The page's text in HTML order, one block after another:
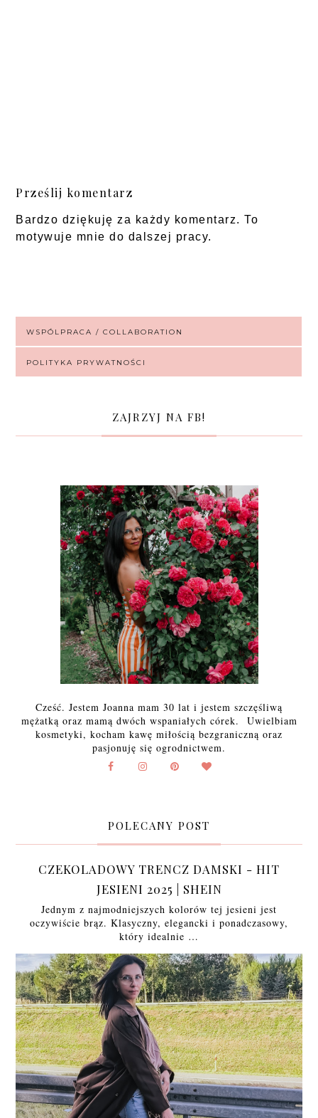
Prześlij komentarz
Bardzo dziękuję za każdy komentarz. To
motywuje mnie do dalszej pracy.
WSPÓLPRACA / COLLABORATION
POLITYKA PRYWATNOŚCI
ZAJRZYJ NA FB!
Cześć. Jestem Joanna mam 30 lat i jestem szczęśliwą
mężatką oraz mamą dwóch wspaniałych córek. Uwielbiam
kosmetyki, kocham kawę miłością bezgraniczną oraz
pasjonuję się ogrodnictwem.
POLECANY POST
CZEKOLADOWY TRENCZ DAMSKI - HIT
JESIENI 2025 | SHEIN
Jednym z najmodniejszych kolorów tej jesieni jest
oczywiście brąz. Klasyczny, elegancki i ponadczasowy,
który idealnie …